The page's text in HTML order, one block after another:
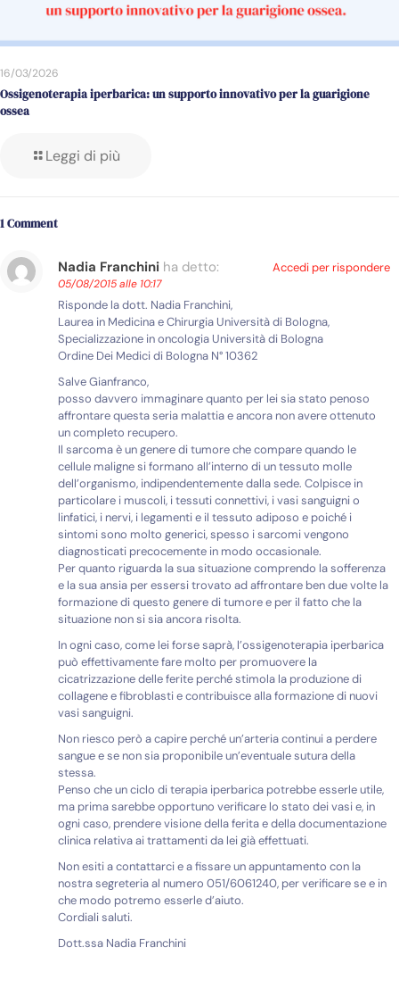
16/03/2026
Ossigenoterapia iperbarica: un supporto innovativo per la guarigione
ossea
Leggi di più
1 Comment
Nadia Franchini ha detto:
05/08/2015 alle 10:17
Risponde la dott. Nadia Franchini,
Laurea in Medicina e Chirurgia Università di Bologna,
Specializzazione in oncologia Università di Bologna
Ordine Dei Medici di Bologna N° 10362
Salve Gianfranco,
posso davvero immaginare quanto per lei sia stato penoso
affrontare questa seria malattia e ancora non avere ottenuto
un completo recupero.
Il sarcoma è un genere di tumore che compare quando le
cellule maligne si formano all’interno di un tessuto molle
dell’organismo, indipendentemente dalla sede. Colpisce in
particolare i muscoli, i tessuti connettivi, i vasi sanguigni o
linfatici, i nervi, i legamenti e il tessuto adiposo e poiché i
sintomi sono molto generici, spesso i sarcomi vengono
diagnosticati precocemente in modo occasionale.
Per quanto riguarda la sua situazione comprendo la sofferenza
e la sua ansia per essersi trovato ad affrontare ben due volte la
formazione di questo genere di tumore e per il fatto che la
situazione non si sia ancora risolta.
In ogni caso, come lei forse saprà, l’ossigenoterapia iperbarica
può effettivamente fare molto per promuovere la
cicatrizzazione delle ferite perché stimola la produzione di
collagene e fibroblasti e contribuisce alla formazione di nuovi
vasi sanguigni.
Non riesco però a capire perché un’arteria continui a perdere
sangue e se non sia proponibile un’eventuale sutura della
stessa.
Penso che un ciclo di terapia iperbarica potrebbe esserle utile,
ma prima sarebbe opportuno verificare lo stato dei vasi e, in
ogni caso, prendere visione della ferita e della documentazione
clinica relativa ai trattamenti da lei già effettuati.
Non esiti a contattarci e a fissare un appuntamento con la
nostra segreteria al numero 051/6061240, per verificare se e in
che modo potremo esserle d’aiuto.
Cordiali saluti.
Dott.ssa Nadia Franchini
Accedi per rispondere